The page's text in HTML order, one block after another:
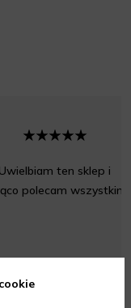
Uwielbiam ten sklep i
polecam wszystkim